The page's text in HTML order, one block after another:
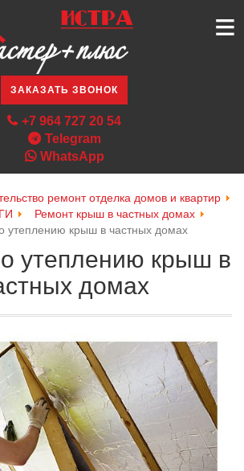
≡
ЗАКАЗАТЬ ЗВОНОК
+7 964 727 20 54
Telegram
WhatsApp
ремонт отделка домов и квартир
Ремонт крыш в частных домах
утеплению крыш в частных домах
утеплению крыш в
домах